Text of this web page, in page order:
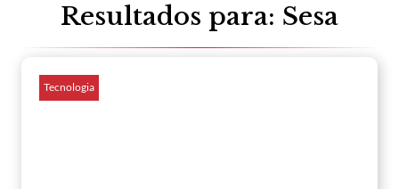
Resultados para: Sesa
Tecnologia